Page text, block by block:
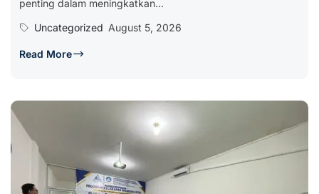
penting dalam meningkatkan...
Uncategorized August 5, 2026
Read More